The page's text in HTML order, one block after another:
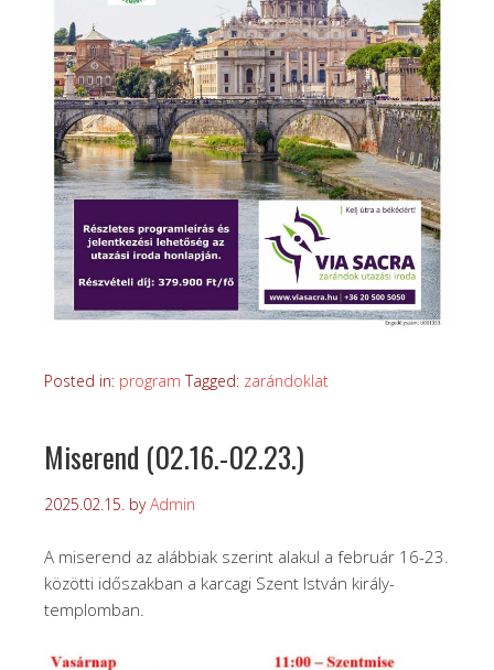
Posted in: program Tagged: zarándoklat
Miserend (02.16.-02.23.)
2025.02.15. byAdmin
A miserend az alábbiak szerint alakul a február 16-23.
közötti időszakban a karcagi Szent István király-
templomban.